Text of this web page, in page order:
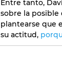
Entre tanto,
sobre la posible
plantearse que
su actitud,